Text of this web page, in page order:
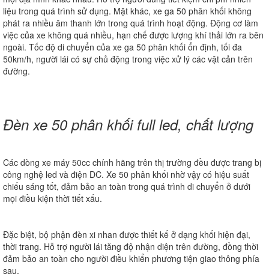
liệu trong quá trình sử dụng. Mặt khác, xe ga 50 phân khối không
phát ra nhiều âm thanh lớn trong quá trình hoạt động. Động cơ làm
việc của xe không quá nhiều, hạn chế được lượng khí thải lớn ra bên
ngoài. Tốc độ di chuyển của xe ga 50 phân khối ổn định, tối đa
50km/h, người lái có sự chủ động trong việc xử lý các vật cản trên
đường.
Đèn xe 50 phân khối full led, chất lượng
Các dòng xe máy 50cc chính hãng trên thị trường đều được trang bị
công nghệ led và điện DC. Xe 50 phân khối nhờ vậy có hiệu suất
chiếu sáng tốt, đảm bảo an toàn trong quá trình di chuyển ở dưới
mọi điều kiện thời tiết xấu.
Đặc biệt, bộ phận đèn xi nhan được thiết kế ở dạng khối hiện đại,
thời trang. Hỗ trợ người lái tăng độ nhận diện trên đường, đồng thời
đảm bảo an toàn cho người điều khiển phương tiện giao thông phía
sau.